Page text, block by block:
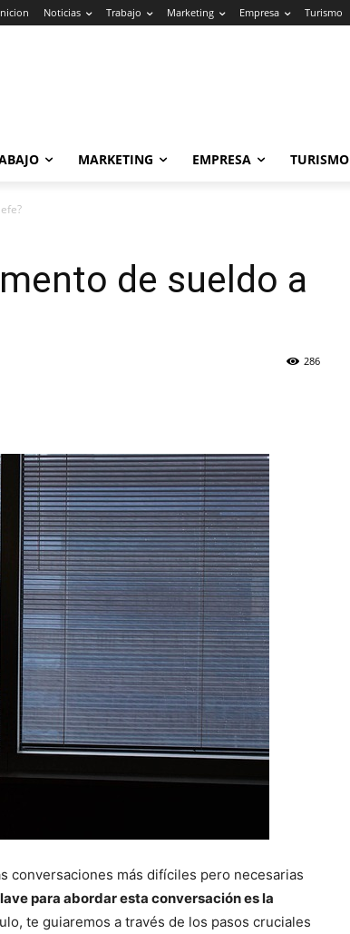
Noticias Trabajo Marketing Empresa Turismo
MARKETING EMPRESA TURISMO
de sueldo a
286
conversaciones más difíciles pero necesarias
para abordar esta conversación es la
te guiaremos a través de los pasos cruciales